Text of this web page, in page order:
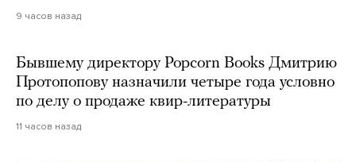
9 часов назад
Бывшему директору Popcorn Books Дмитрию
Протопопову назначили четыре года условно
по делу о продаже квир-литературы
11 часов назад